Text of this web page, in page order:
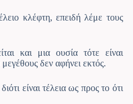
κλέφτη, επειδή λέμε τους
και μια ουσία τότε είναι
δεν αφήνει εκτός.
είναι τέλεια ως προς το ότι